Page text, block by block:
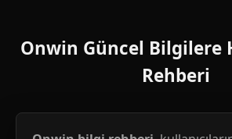
Onwin Güncel Bilgilere
Rehberi